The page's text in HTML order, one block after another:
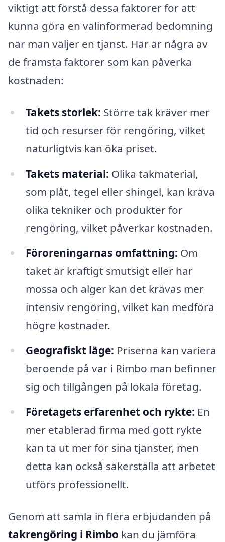
viktigt att förstå dessa faktorer för att
kunna göra en välinformerad bedömning
när man väljer en tjänst. Här är några av
de främsta faktorer som kan påverka
kostnaden:
Takets storlek: Större tak kräver mer
tid och resurser för rengöring, vilket
naturligtvis kan öka priset.
Takets material: Olika takmaterial,
som plåt, tegel eller shingel, kan kräva
olika tekniker och produkter för
rengöring, vilket påverkar kostnaden.
Föroreningarnas omfattning: Om
taket är kraftigt smutsigt eller har
mossa och alger kan det krävas mer
intensiv rengöring, vilket kan medföra
högre kostnader.
Geografiskt läge: Priserna kan variera
beroende på var i Rimbo man befinner
sig och tillgången på lokala företag.
Företagets erfarenhet och rykte: En
mer etablerad firma med gott rykte
kan ta ut mer för sina tjänster, men
detta kan också säkerställa att arbetet
utförs professionellt.
Genom att samla in flera erbjudanden på
takrengöring i Rimbo kan du jämföra